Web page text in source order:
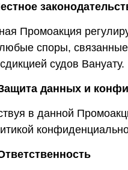
Промоакция
споры, связанные
судов Вануату.
данных и
в данной